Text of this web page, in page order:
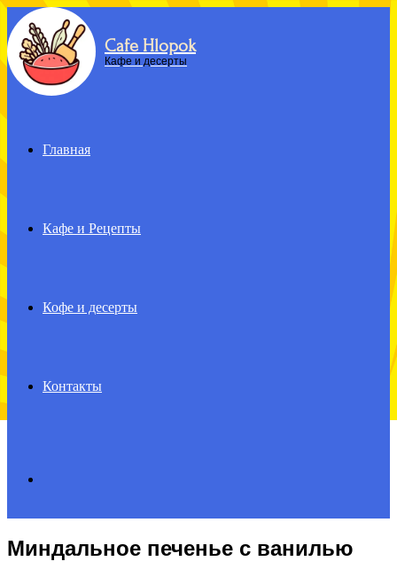
Menu Cafe Hlopok
Кафе и десерты
Главная
Кафе и Рецепты
Кофе и десерты
Контакты
for
Миндальное печенье с ванилью